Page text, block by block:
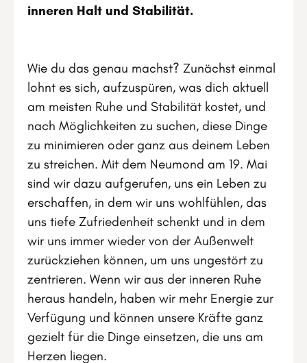
inneren Halt und Stabilität.
Wie du das genau machst? Zunächst einmal
lohnt es sich, aufzuspüren, was dich aktuell
am meisten Ruhe und Stabilität kostet, und
nach Möglichkeiten zu suchen, diese Dinge
zu minimieren oder ganz aus deinem Leben
zu streichen. Mit dem Neumond am 19. Mai
sind wir dazu aufgerufen, uns ein Leben zu
erschaffen, in dem wir uns wohlfühlen, das
uns tiefe Zufriedenheit schenkt und in dem
wir uns immer wieder von der Außenwelt
zurückziehen können, um uns ungestört zu
zentrieren. Wenn wir aus der inneren Ruhe
heraus handeln, haben wir mehr Energie zur
Verfügung und können unsere Kräfte ganz
gezielt für die Dinge einsetzen, die uns am
Herzen liegen.